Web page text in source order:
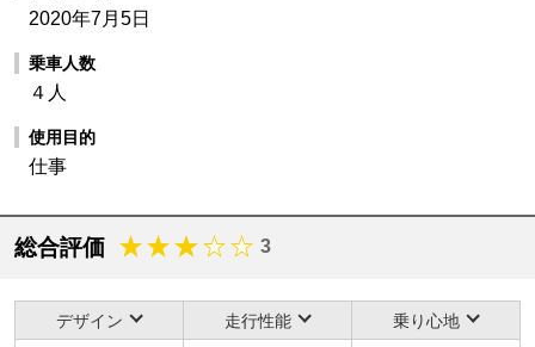
2020年7月5日
乗車人数
４人
使用目的
仕事
総合評価 3
デザイン 走行性能 乗り心地